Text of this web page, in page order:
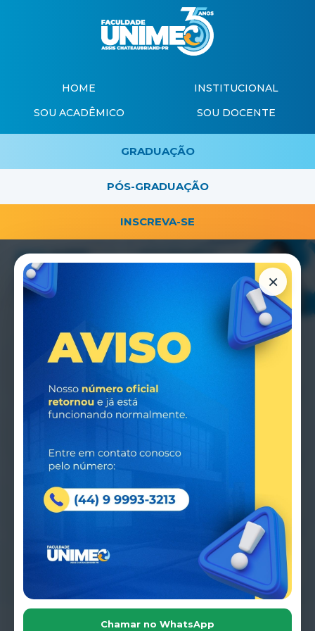
HOME
INSTITUCIONAL
SOU ACADÊMICO
SOU DOCENTE
GRADUAÇÃO
PÓS-GRADUAÇÃO
INSCREVA-SE
×
Chamar no WhatsApp
Vestibular
Nossos cursos de Pós-graduação
📅 Agenda
Eventos institucionais
Notícias →